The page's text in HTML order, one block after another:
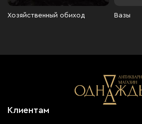
Хозяйственный обиход Вазы
Клиентам